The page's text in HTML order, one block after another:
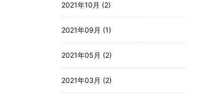
2021年10月 (2)
2021年09月 (1)
2021年05月 (2)
2021年03月 (2)